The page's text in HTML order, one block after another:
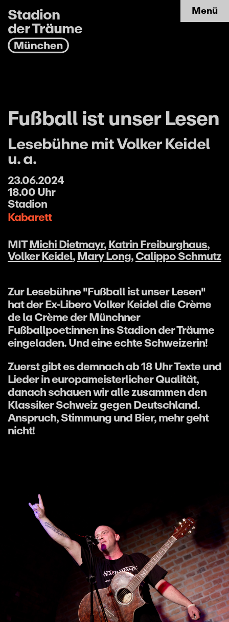
Stadion
der Träume
Menü
Fußball ist unser Lesen
Lesebühne mit Volker Keidel
u. a.
23.06.2024
18.00 Uhr
Stadion
Kabarett
MITMichi Dietmayr,Katrin Freiburghaus,
Volker Keidel,Mary Long,Calippo Schmutz
Zur Lesebühne "Fußball ist unser Lesen"
hat der Ex-Libero Volker Keidel die Crème
de la Crème der Münchner
Fußballpoet:innen ins Stadion der Träume
eingeladen. Und eine echte Schweizerin!
Zuerst gibt es demnach ab 18 Uhr Texte und
Lieder in europameisterlicher Qualität,
danach schauen wir alle zusammen den
Klassiker Schweiz gegen Deutschland.
Anspruch, Stimmung und Bier, mehr geht
nicht!